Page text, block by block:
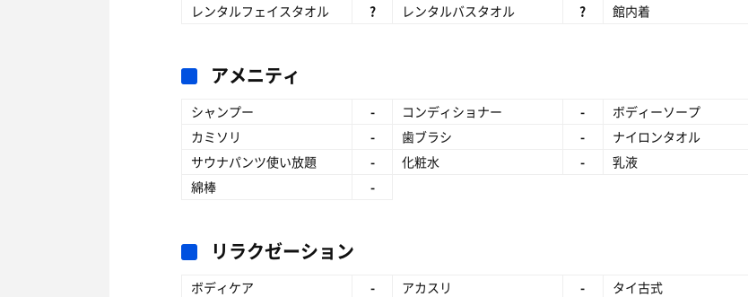
レンタルフェイスタオル ? レンタルバスタオル ? 館内着
アメニティ
シャンプー - コンディショナー - ボディーソープ
カミソリ
- 歯ブラシ - ナイロンタオル
サウナパンツ使い放題
- 化粧水 - 乳液
綿棒
-
リラクゼーション
ボディケア - アカスリ - タイ古式